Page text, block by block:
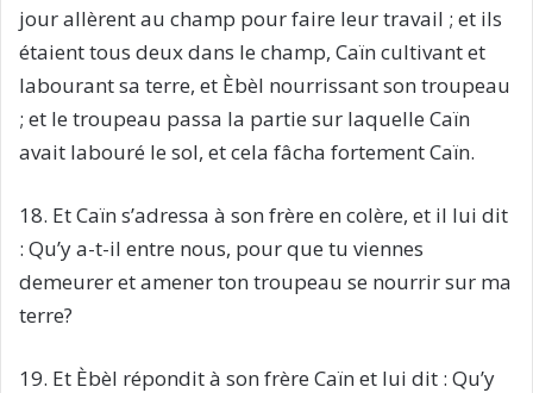
jour allèrent au champ pour faire leur travail ; et ils
étaient tous deux dans le champ, Caïn cultivant et
labourant sa terre, et Èbèl nourrissant son troupeau
; et le troupeau passa la partie sur laquelle Caïn
avait labouré le sol, et cela fâcha fortement Caïn.
18. Et Caïn s’adressa à son frère en colère, et il lui dit
: Qu’y a-t-il entre nous, pour que tu viennes
demeurer et amener ton troupeau se nourrir sur ma
terre?
19. Et Èbèl répondit à son frère Caïn et lui dit : Qu’y